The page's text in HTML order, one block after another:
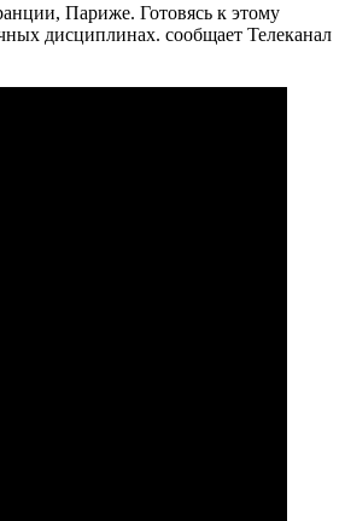
Париже. Готовясь к этому
дисциплинах. сообщает Телеканал